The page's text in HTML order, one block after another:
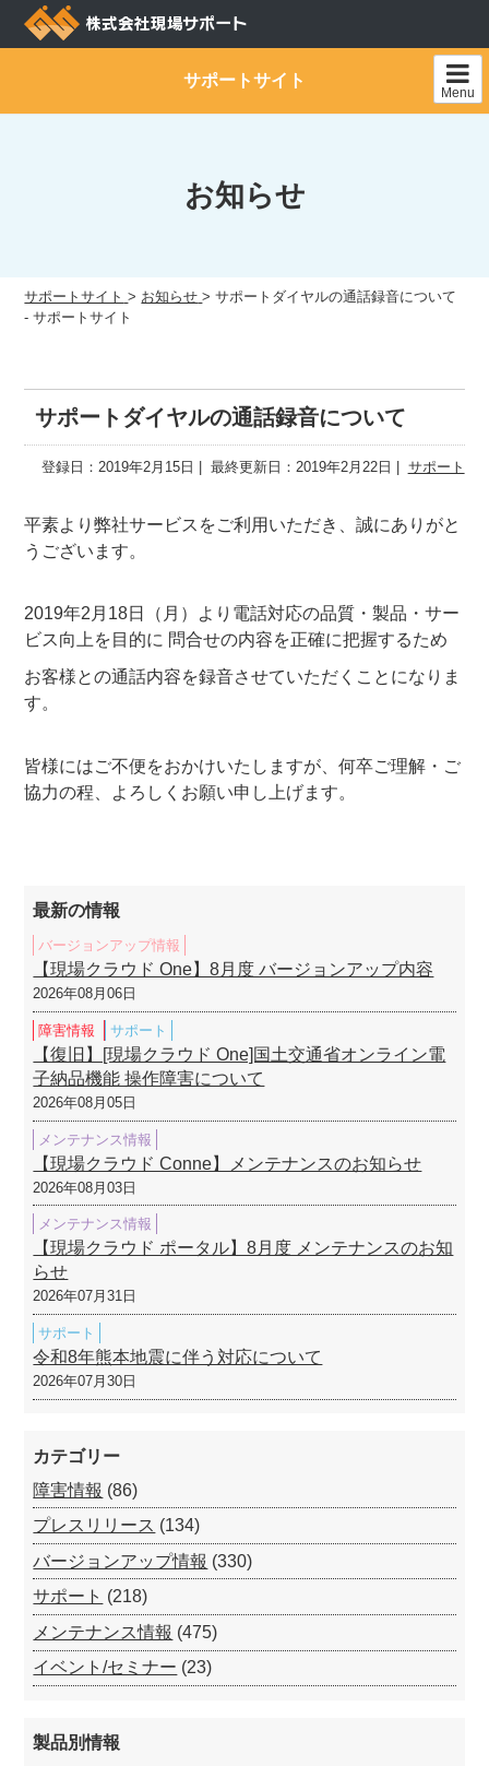
Skip
サポートサイト
Menu
お知らせ
サポートサイト > お知らせ >サポートダイヤルの通話録音について
- サポートサイト
サポートダイヤルの通話録音について
登録日：2019年2月15日 最終更新日：2019年2月22日 サポート
平素より弊社サービスをご利用いただき、誠にありがと
うございます。
2019年2月18日（月）より電話対応の品質・製品・サー
ビス向上を目的に 問合せの内容を正確に把握するため
お客様との通話内容を録音させていただくことになりま
す。
皆様にはご不便をおかけいたしますが、何卒ご理解・ご
協力の程、よろしくお願い申し上げます。
最新の情報
バージョンアップ情報
【現場クラウド One】8月度 バージョンアップ内容
2026年08月06日
障害情報 サポート
【復旧】[現場クラウド One]国土交通省オンライン電
子納品機能 操作障害について
2026年08月05日
メンテナンス情報
【現場クラウド Conne】メンテナンスのお知らせ
2026年08月03日
メンテナンス情報
【現場クラウド ポータル】8月度 メンテナンスのお知
らせ
2026年07月31日
サポート
令和8年熊本地震に伴う対応について
2026年07月30日
カテゴリー
障害情報 (86)
プレスリリース (134)
バージョンアップ情報 (330)
サポート (218)
メンテナンス情報 (475)
イベント/セミナー (23)
製品別情報